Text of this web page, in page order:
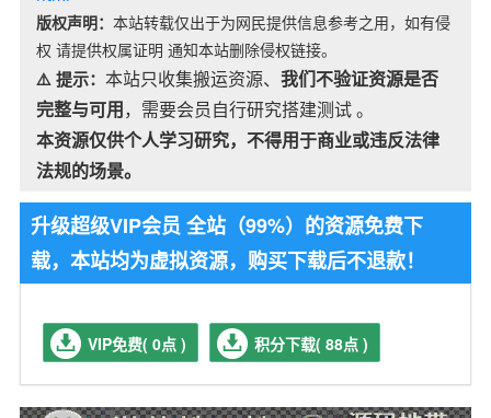
版权声明： 本站转载仅出于为网民提供信息参考之用，如有侵
权 请提供权属证明 通知本站删除侵权链接。
⚠️ 提示： 本站只收集搬运资源、 我们不验证资源是否
完整与可用，需要会员自行研究搭建测试 。
本资源仅供个人学习研究，不得用于商业或违反法律
法规的场景。
升级超级VIP会员 全站（99%）的资源免费下
载，本站均为虚拟资源，购买下载后不退款！
VIP免费( 0点 ) 积分下载( 88点 )